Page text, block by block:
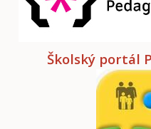
Školský portál